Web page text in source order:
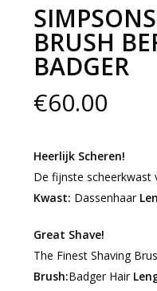
BRUSH
BADGER
€60.00
Heerlijk Scheren!
De fijnste scheerkwast
Kwast: Dassenhaar
Great Shave!
The Finest Shaving
Brush:Badger Hair